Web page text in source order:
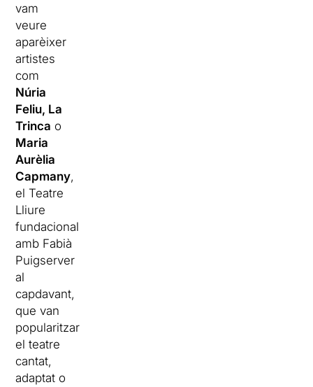
vam
veure
aparèixer
artistes
com
Núria
Feliu, La
Trinca o
Maria
Aurèlia
Capmany,
el Teatre
Lliure
fundacional
amb Fabià
Puigserver
al
capdavant,
que van
popularitzar
el teatre
cantat,
adaptat o